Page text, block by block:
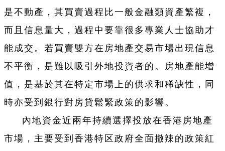
是不動產，其買賣過程比一般金融類資產繁複，
而且信息量大，過程中要靠很多專業人士協助才
能成交。若買賣雙方在房地產交易市場出現信息
不平衡，是難以吸引外地投資者的。房地產能增
值，是基於其在特定市場上的供求和稀缺性，同
時亦受到銀行對房貸鬆緊政策的影響。
內地資金近兩年持續選擇投放在香港房地產
市場，主要受到香港特区政府全面撤辣的政策紅